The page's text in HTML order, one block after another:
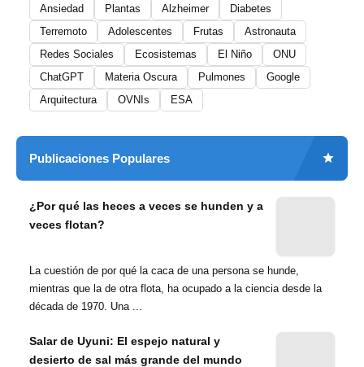
Ansiedad
Plantas Alzheimer
Diabetes
Terremoto
Adolescentes Frutas
Astronauta
Redes Sociales
Ecosistemas El Niño
ONU
ChatGPT
Materia Oscura Pulmones
Google
Arquitectura
OVNIs ESA
Publicaciones Populares
¿Por qué las heces a veces se hunden y a
veces flotan?
La cuestión de por qué la caca de una persona se hunde,
mientras que la de otra flota, ha ocupado a la ciencia desde la
década de 1970. Una ...
Salar de Uyuni: El espejo natural y
desierto de sal más grande del mundo